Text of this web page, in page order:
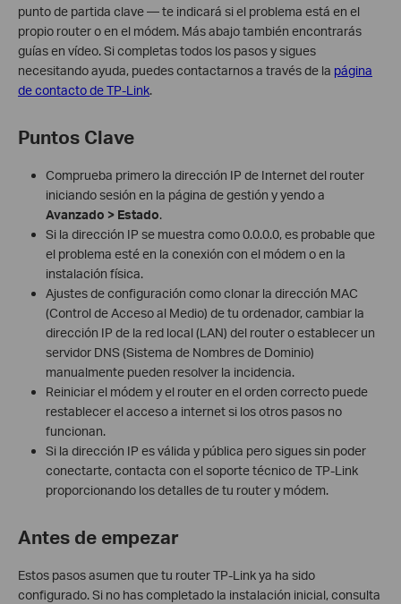
punto de partida clave — te indicará si el problema está en el
propio router o en el módem. Más abajo también encontrarás
guías en vídeo. Si completas todos los pasos y sigues
necesitando ayuda, puedes contactarnos a través de la página
de contacto de TP-Link.
Puntos Clave
Comprueba primero la dirección IP de Internet del router
iniciando sesión en la página de gestión y yendo a
Avanzado > Estado.
Si la dirección IP se muestra como 0.0.0.0, es probable que
el problema esté en la conexión con el módem o en la
instalación física.
Ajustes de configuración como clonar la dirección MAC
(Control de Acceso al Medio) de tu ordenador, cambiar la
dirección IP de la red local (LAN) del router o establecer un
servidor DNS (Sistema de Nombres de Dominio)
manualmente pueden resolver la incidencia.
Reiniciar el módem y el router en el orden correcto puede
restablecer el acceso a internet si los otros pasos no
funcionan.
Si la dirección IP es válida y pública pero sigues sin poder
conectarte, contacta con el soporte técnico de TP-Link
proporcionando los detalles de tu router y módem.
Antes de empezar
Estos pasos asumen que tu router TP-Link ya ha sido
configurado. Si no has completado la instalación inicial, consulta